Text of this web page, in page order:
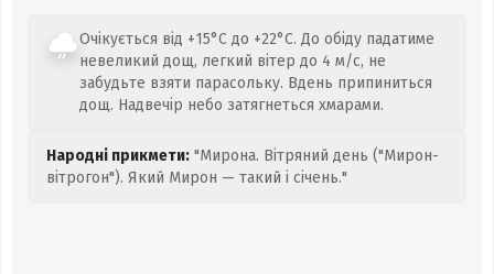
Очікується від +15°C до +22°C. До обіду падатиме
невеликий дощ, легкий вітер до 4 м/с, не
забудьте взяти парасольку. Вдень припиниться
дощ. Надвечір небо затягнеться хмарами.
Народні прикмети: "Мирона. Вітряний день ("Мирон-
вітрогон"). Який Мирон — такий і січень."